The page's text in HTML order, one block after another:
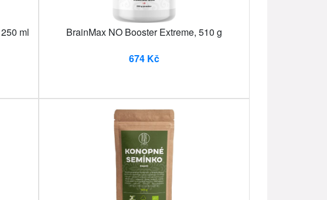
ml
BrainMax NO Booster Extreme, 510 g
674 Kč